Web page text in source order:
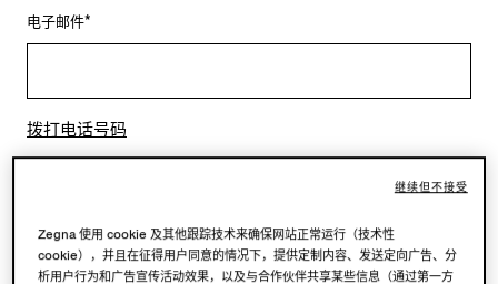
电子邮件*
拨打电话号码
继续
Zegna 使用 cookie 及其他跟踪技术来确保网站正常运行（技术性
cookie），并且在征得用户同意的情况下，提供定制内容、发送定向广告、分
析用户行为和广告宣传活动效果，以及与合作伙伴共享某些信息（通过第一方
继续但不接受